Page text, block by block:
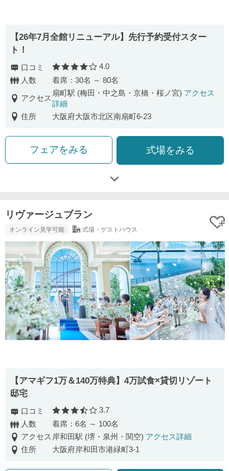
【26年7月全館リニューアル】先行予約受付スター
ト！
口コミ 口コミ評価
4.0
人数
着席：30名 ～ 80名
アクセス
扇町駅 (梅田・中之島・京橋・桜ノ宮) アクセス
詳細
住所
大阪府大阪市北区南扇町6-23
フェアをみる 式場をみる
リヴァージュブラン
オンライン見学可能 式場・ゲストハウス
【アマギフ1万＆140万特典】4万試食×貸切リゾート
邸宅
口コミ 口コミ評価
3.7
人数
着席：6名 ～ 100名
アクセス 岸和田駅 (堺・泉州・関空) アクセス詳細
住所
大阪府岸和田市港緑町3-1